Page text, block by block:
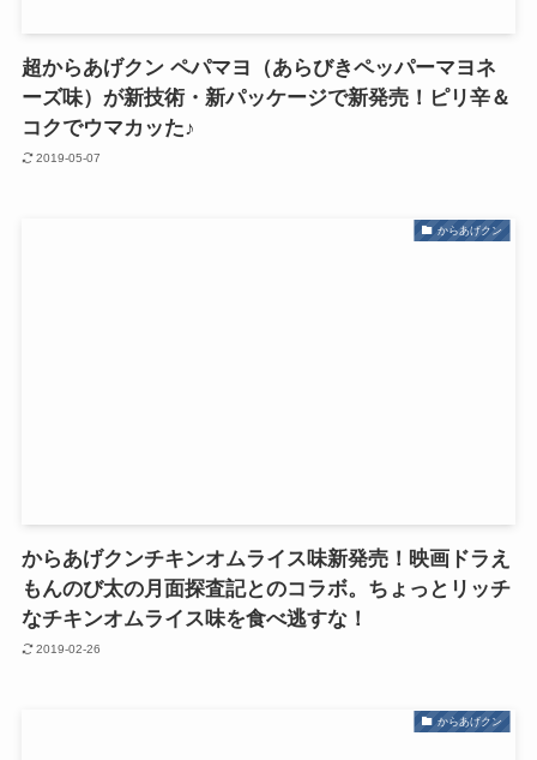
超からあげクン ペパマヨ（あらびきペッパーマヨネ
ーズ味）が新技術・新パッケージで新発売！ピリ辛＆
コクでウマカッた♪
2019-05-07
からあげクン
からあげクンチキンオムライス味新発売！映画ドラえ
もんのび太の月面探査記とのコラボ。ちょっとリッチ
なチキンオムライス味を食べ逃すな！
2019-02-26
からあげクン